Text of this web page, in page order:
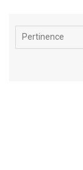
Pertinence